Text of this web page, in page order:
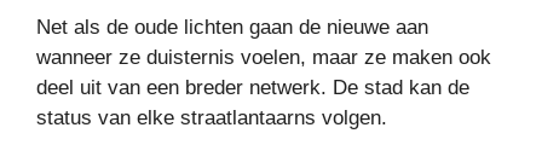
Net als de oude lichten gaan de nieuwe aan
wanneer ze duisternis voelen, maar ze maken ook
deel uit van een breder netwerk. De stad kan de
status van elke straatlantaarns volgen.